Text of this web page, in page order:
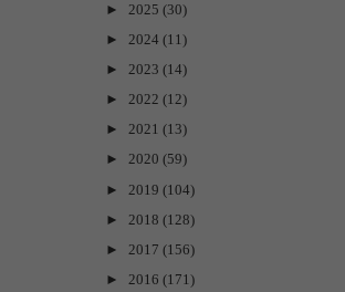
► 2025 (30)
► 2024 (11)
► 2023 (14)
► 2022 (12)
► 2021 (13)
► 2020 (59)
► 2019 (104)
► 2018 (128)
► 2017 (156)
► 2016 (171)